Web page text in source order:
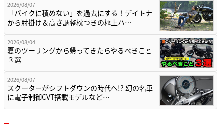
2026/08/07
「バイクに積めない」を過去にする！デイトナ
から肘掛け＆高さ調整枕つきの極上ハ…
2026/08/04
夏のツーリングから帰ってきたらやるべきこと
３選
2026/08/07
スクーターがシフトダウンの時代へ!? 幻の名車
に電子制御CVT搭載モデルなど…